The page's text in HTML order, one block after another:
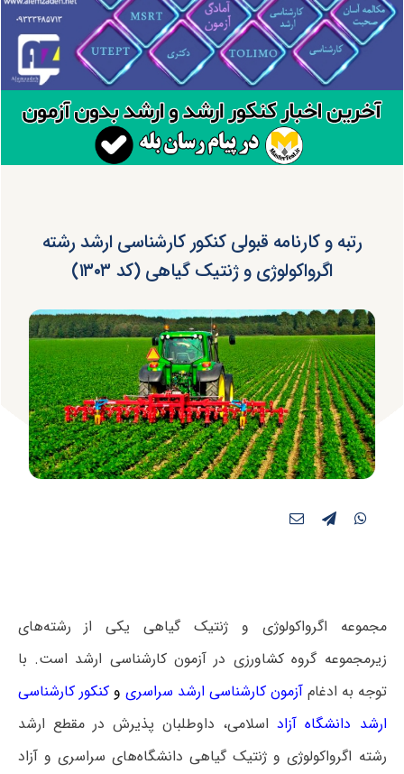
رتبه و کارنامه قبولی کنکور کارشناسی ارشد رشته
اﮔﺮواﻛﻮﻟﻮژی و ژنتیک ﮔﻴﺎهی (کد ۱۳۰۳)
مجموعه اﮔﺮواﻛﻮﻟﻮژی و ژنتیک ﮔﻴﺎهی یکی از رشته‌های
زیرمجموعه گروه کشاورزی در آزمون کارشناسی ارشد است. با
توجه به ادغامآزمون کارشناسی ارشد سراسری وکنکور کارشناسی
ارشد دانشگاه آزاد اسلامی، داوطلبان پذیرش در مقطع ارشد
رشته اﮔﺮواﻛﻮﻟﻮژی و ژنتیک ﮔﻴﺎهی دانشگاه‌های سراسری و آزاد